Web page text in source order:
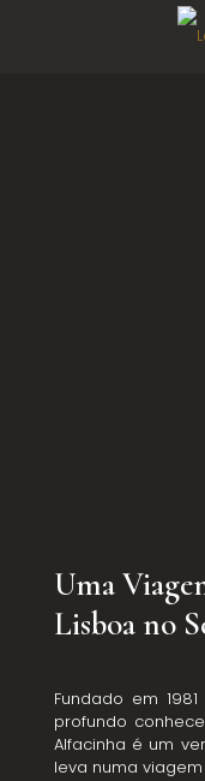
Uma
Lisboa no
Fundado em
profundo
Alfacinha é um
leva numa